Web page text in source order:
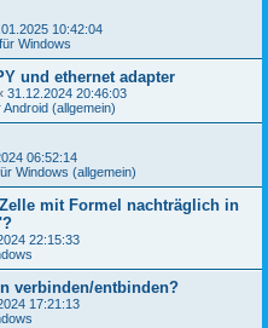
10:42:04
Windows
und ethernet adapter
31.12.2024 20:46:03
(allgemein)
06:52:14
Windows (allgemein)
mit Formel nachträglich in
22:15:33
verbinden/entbinden?
17:21:13